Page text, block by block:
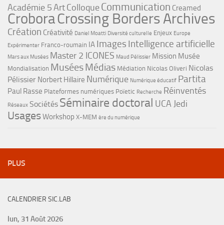
Académie 5ArtColloqueCommunication Creamed
CroboraCrossing Borders Archives
Création Créativité Daniel Moatti Diversité culturelle Enjeux Europe
Expérimenter Franco-roumain IA Images Intelligence artificielle
Mars aux Musées Master 2 ICONES Maud Pélissier Mission Musée
Mondialisation MuséesMédias Médiation Nicolas Oliveri Nicolas
Pélissier Norbert Hillaire Numérique Numérique éducatif Partita
Paul Rasse Plateformes numériques Poïetic Recherche Réinventés
Réseaux Sociétés Séminaire doctoral UCA Jedi
UsagesWorkshop X-MEM ère du numérique
PLUS
CALENDRIER SIC.LAB
lun, 31 Août 2026